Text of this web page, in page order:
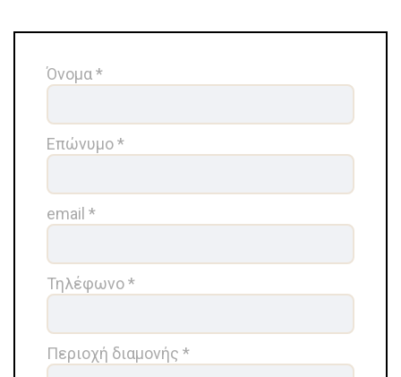
Όνομα *
Επώνυμο *
email *
Τηλέφωνο *
Περιοχή διαμονής *